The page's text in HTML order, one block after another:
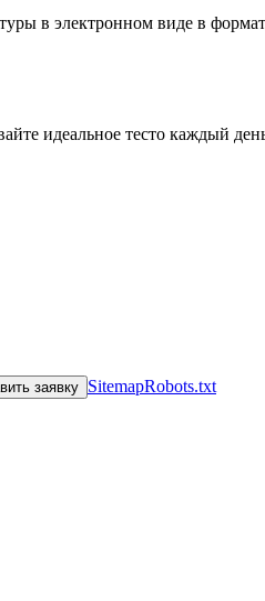
идеальное тесто каждый день.